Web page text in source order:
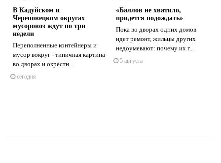
В Кадуйском и
Череповецком округах
мусоровоз ждут по три
недели
Переполненные контейнеры и
мусор вокруг - типичная картина
во дворах и окрестн...
сегодня
«Баллов не хватило,
придется подождать»
Пока во дворах одних домов
идет ремонт, жильцы других
недоумевают: почему их г...
5 августа